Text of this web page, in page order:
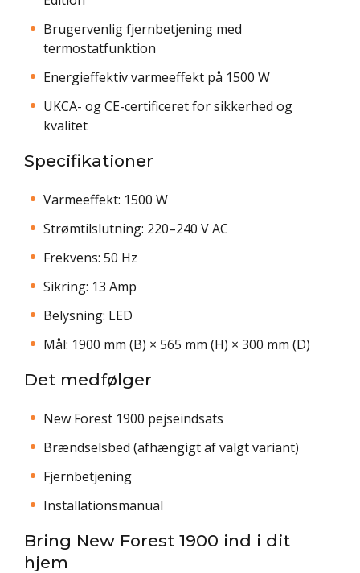
Brugervenlig fjernbetjening med
termostatfunktion
Energieffektiv varmeeffekt på 1500 W
UKCA- og CE-certificeret for sikkerhed og
kvalitet
Specifikationer
Varmeeffekt: 1500 W
Strømtilslutning: 220–240 V AC
Frekvens: 50 Hz
Sikring: 13 Amp
Belysning: LED
Mål: 1900 mm (B) × 565 mm (H) × 300 mm (D)
Det medfølger
New Forest 1900 pejseindsats
Brændselsbed (afhængigt af valgt variant)
Fjernbetjening
Installationsmanual
Bring New Forest 1900 ind i dit
hjem